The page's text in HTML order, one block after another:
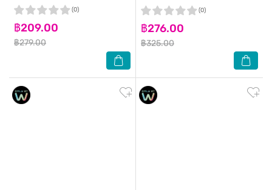
฿209.00
฿279.00
(0)
฿276.00
฿325.00
(0)